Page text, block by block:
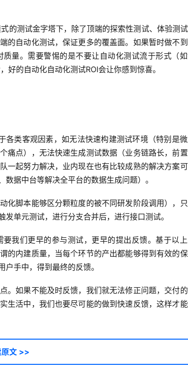
的测试金字塔下，除了顶端的探索性测试、体验测
的自动化测试，保证更多的覆盖面。如果暂时做不
量。需要警惕的是不要让自动化测试流于形式（
的自动化自动化测试ROI会让你感到惊喜。
痛点），无法快速生成测试数据（业务链路长，前
一起努力解决，业内现在也有比较成熟的解决方案
数据中台等解决全平台的数据生成问题）。
化脚本能够区分颗粒度的被不同研发阶段调用），
单元测试，进行分支合并后，进行接口测试。
我们更早的参与测试，更早的提出反馈。基于以
的内建质量，当每个环节的产出都能够得到有效的
手中，得到最终的反馈。
。如果不能及时反馈，我们就无法修正问题，交付
生活中，我们也要尽可能的做到快速反馈，这样才
原文 >>